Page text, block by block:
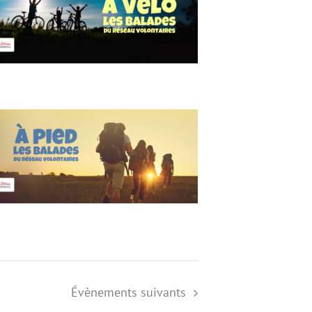
Évènements suivants